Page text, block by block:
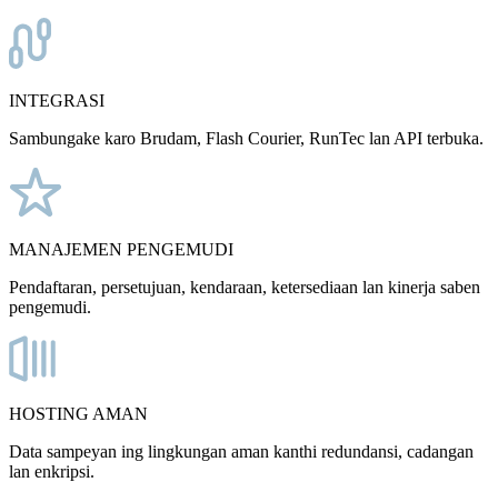
INTEGRASI
Sambungake karo Brudam, Flash Courier, RunTec lan API terbuka.
MANAJEMEN PENGEMUDI
Pendaftaran, persetujuan, kendaraan, ketersediaan lan kinerja saben
pengemudi.
HOSTING AMAN
Data sampeyan ing lingkungan aman kanthi redundansi, cadangan
lan enkripsi.